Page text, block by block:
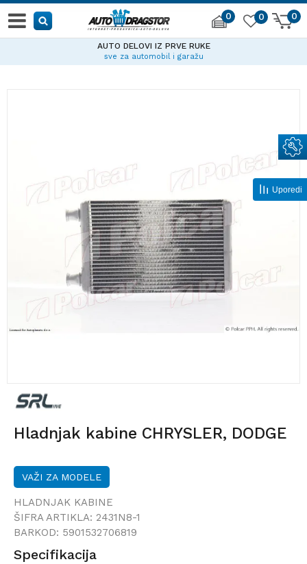
0 0
0
AUTO DELOVI IZ PRVE RUKE
sve za automobil i garažu
Hladnjak kabine CHRYSLER, DODGE
VAŽI ZA MODELE
HLADNJAK KABINE
ŠIFRA ARTIKLA: 2431N8-1
BARKOD: 5901532706819
Specifikacija
Uporedi